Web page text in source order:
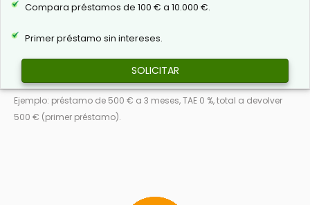
Compara préstamos de 100 € a 10.000 €.
Primer préstamo sin intereses.
SOLICITAR
Ejemplo: préstamo de 500 € a 3 meses, TAE 0 %, total a devolver
500 € (primer préstamo).